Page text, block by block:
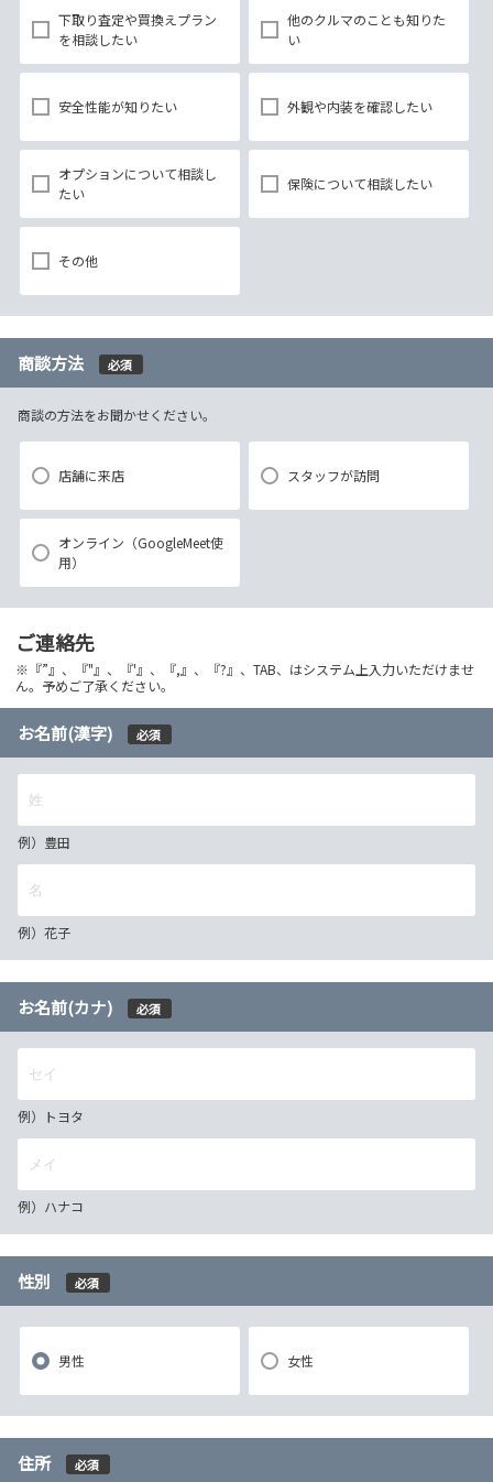
下取り査定や買換えプラン
を相談したい
他のクルマのことも知りた
い
安全性能が知りたい 外観や内装を確認したい
オプションについて相談し
たい
保険について相談したい
その他
商談方法 必須
商談の方法をお聞かせください。
店舗に来店 スタッフが訪問
オンライン（GoogleMeet使
用）
ご連絡先
※『”』、『"』、『'』、『,』、『?』、TAB、はシステム上入力いただけませ
ん。予めご了承ください。
お名前(漢字) 必須
例）豊田
例）花子
お名前(カナ) 必須
例）トヨタ
例）ハナコ
性別 必須
男性 女性
住所 必須